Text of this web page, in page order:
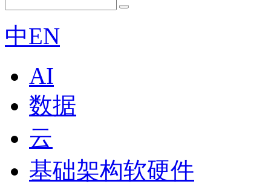
中EN
AI
数据
云
基础架构软硬件